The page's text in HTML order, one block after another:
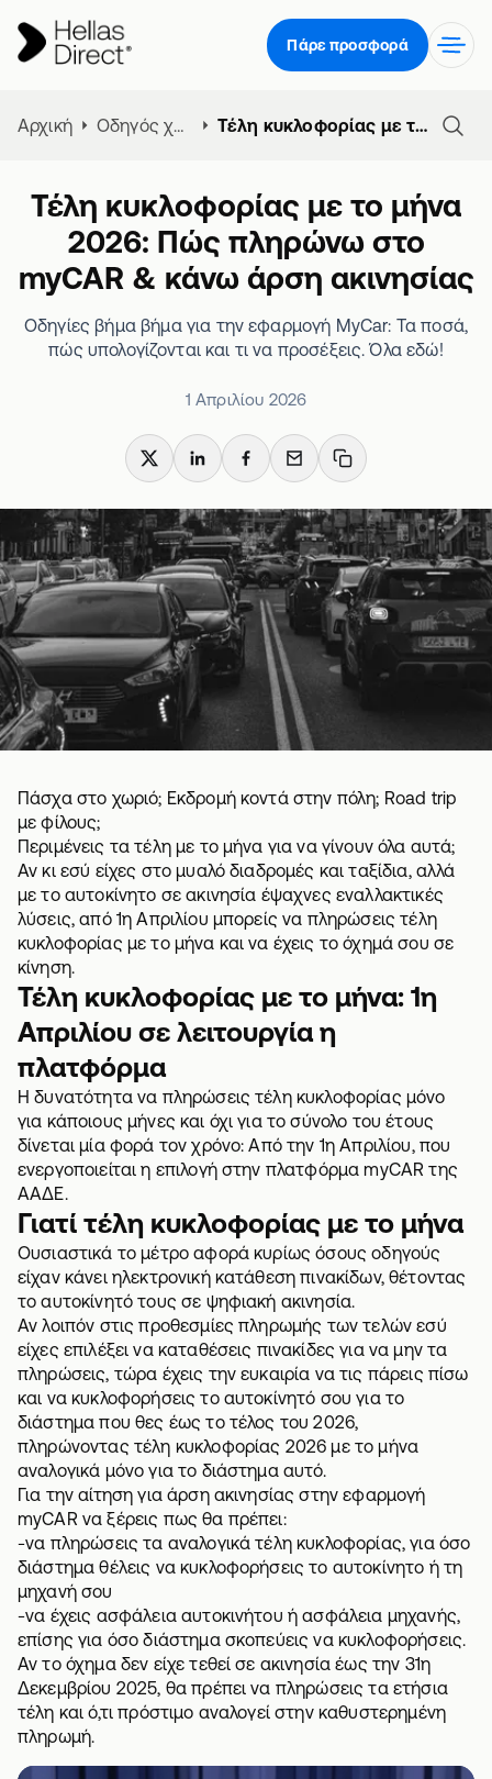
Πάρε προσφορά
Αρχική Οδηγός χρηματοδότησης Τέλη κυκλοφορίας με το μήνα 2026: Πώς πληρώνω στο myCAR & κάνω άρση ακινησίας
Τέλη κυκλοφορίας με το μήνα
2026: Πώς πληρώνω στο
myCAR & κάνω άρση ακινησίας
Οδηγίες βήμα βήμα για την εφαρμογή MyCar: Τα ποσά,
πώς υπολογίζονται και τι να προσέξεις. Όλα εδώ!
1 Απριλίου 2026
X LinkedInFacebook
Email Copy link
Πάσχα στο χωριό; Εκδρομή κοντά στην πόλη; Road trip
με φίλους;
Περιμένεις τα τέλη με το μήνα για να γίνουν όλα αυτά;
Αν κι εσύ είχες στο μυαλό διαδρομές και ταξίδια, αλλά
με το αυτοκίνητο σε ακινησία έψαχνες εναλλακτικές
λύσεις, από 1η Απριλίου μπορείς να πληρώσεις τέλη
κυκλοφορίας με το μήνα και να έχεις το όχημά σου σε
κίνηση.
Τέλη κυκλοφορίας με το μήνα: 1η
Απριλίου σε λειτουργία η
πλατφόρμα
Η δυνατότητα να πληρώσεις τέλη κυκλοφορίας μόνο
για κάποιους μήνες και όχι για το σύνολο του έτους
δίνεται μία φορά τον χρόνο: Από την 1η Απριλίου, που
ενεργοποιείται η επιλογή στην πλατφόρμα myCAR της
ΑΑΔΕ.
Γιατί τέλη κυκλοφορίας με το μήνα
Ουσιαστικά το μέτρο αφορά κυρίως όσους οδηγούς
είχαν κάνει ηλεκτρονική κατάθεση πινακίδων, θέτοντας
το αυτοκίνητό τους σε ψηφιακή ακινησία.
Αν λοιπόν στις προθεσμίες πληρωμής των τελών εσύ
είχες επιλέξει να καταθέσεις πινακίδες για να μην τα
πληρώσεις, τώρα έχεις την ευκαιρία να τις πάρεις πίσω
και να κυκλοφορήσεις το αυτοκίνητό σου για το
διάστημα που θες έως το τέλος του 2026,
πληρώνοντας τέλη κυκλοφορίας 2026 με το μήνα
αναλογικά μόνο για το διάστημα αυτό.
Για την αίτηση για άρση ακινησίας στην εφαρμογή
myCAR να ξέρεις πως θα πρέπει:
-να πληρώσεις τα αναλογικά τέλη κυκλοφορίας, για όσο
διάστημα θέλεις να κυκλοφορήσεις το αυτοκίνητο ή τη
μηχανή σου
-να έχεις ασφάλεια αυτοκινήτου ήασφάλεια μηχανής,
επίσης για όσο διάστημα σκοπεύεις να κυκλοφορήσεις.
Αν το όχημα δεν είχε τεθεί σε ακινησία έως την 31η
Δεκεμβρίου 2025, θα πρέπει να πληρώσεις τα ετήσια
τέλη και ό,τι πρόστιμο αναλογεί στην καθυστερημένη
πληρωμή.